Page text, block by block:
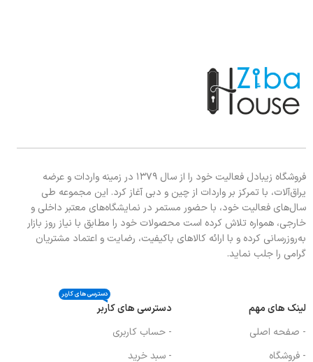
فروشگاه زیبادل فعالیت خود را از سال ۱۳۷۹ در زمینه واردات و عرضه
یراق‌آلات، با تمرکز بر واردات از چین و دبی آغاز کرد. این مجموعه طی
سال‌های فعالیت خود، با حضور مستمر در نمایشگاه‌های معتبر داخلی و
خارجی، همواره تلاش کرده است محصولات خود را مطابق با نیاز روز بازار
به‌روزرسانی کرده و با ارائه کالاهای باکیفیت، رضایت و اعتماد مشتریان
گرامی را جلب نماید.
لینک های مهم
- صفحه اصلی
- فروشگاه
دسترسی های کاربر
دسترسی های کاربر
- حساب کاربری
- سبد خرید